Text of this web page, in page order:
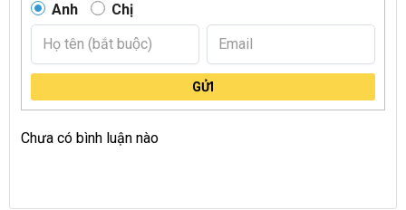
Anh Chị
GỬI
Chưa có bình luận nào